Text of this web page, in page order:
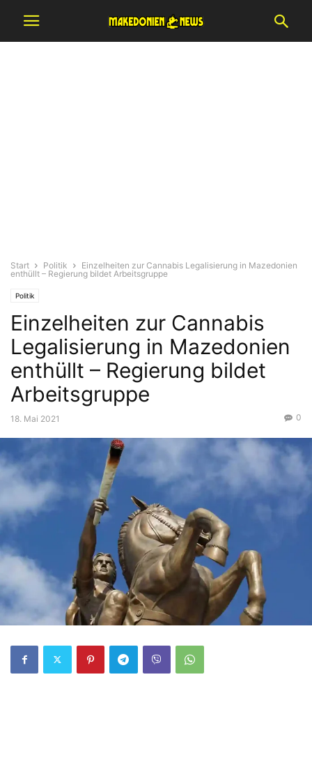
Start Politik
Einzelheiten zur Cannabis Legalisierung in Mazedonien
enthüllt – Regierung bildet Arbeitsgruppe
Politik
Einzelheiten zur Cannabis
Legalisierung in Mazedonien
enthüllt – Regierung bildet
Arbeitsgruppe
18. Mai 2021 0